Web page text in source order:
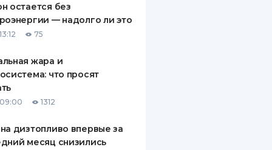
остается без
— надолго ли это
75
жара и
что просят
1312
дизтопливо впервые за
месяц снизились